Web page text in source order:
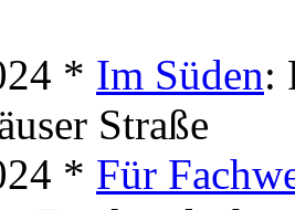
* Im Süden:
Straße
* Für